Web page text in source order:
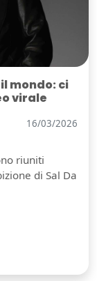
mondo: ci
virale
16/03/2026
riuniti
di Sal Da